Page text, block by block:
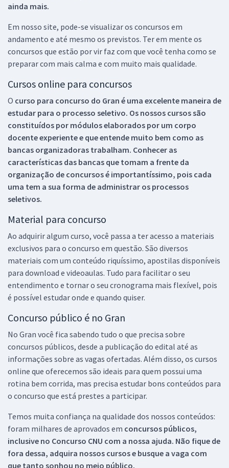
ainda mais.
Em nosso site, pode-se visualizar os concursos em
andamento e até mesmo os previstos. Ter em mente os
concursos que estão por vir faz com que você tenha como se
preparar com mais calma e com muito mais qualidade.
Cursos online para concursos
O curso para concurso do Gran é uma excelente maneira de
estudar para o processo seletivo. Os nossos cursos são
constituídos por módulos elaborados por um corpo
docente experiente e que entende muito bem como as
bancas organizadoras trabalham. Conhecer as
características das bancas que tomam a frente da
organização de concursos é importantíssimo, pois cada
uma tem a sua forma de administrar os processos
seletivos.
Material para concurso
Ao adquirir algum curso, você passa a ter acesso a materiais
exclusivos para o concurso em questão. São diversos
materiais com um conteúdo riquíssimo, apostilas disponíveis
para download e videoaulas. Tudo para facilitar o seu
entendimento e tornar o seu cronograma mais flexível, pois
é possível estudar onde e quando quiser.
Concurso público é no Gran
No Gran você fica sabendo tudo o que precisa sobre
concursos públicos, desde a publicação do edital até as
informações sobre as vagas ofertadas. Além disso, os cursos
online que oferecemos são ideais para quem possui uma
rotina bem corrida, mas precisa estudar bons conteúdos para
o concurso que está prestes a participar.
Temos muita confiança na qualidade dos nossos conteúdos:
foram milhares de aprovados em concursos públicos,
inclusive no Concurso CNU com a nossa ajuda. Não fique de
fora dessa, adquira nossos cursos e busque a vaga com
que tanto sonhou no meio público.